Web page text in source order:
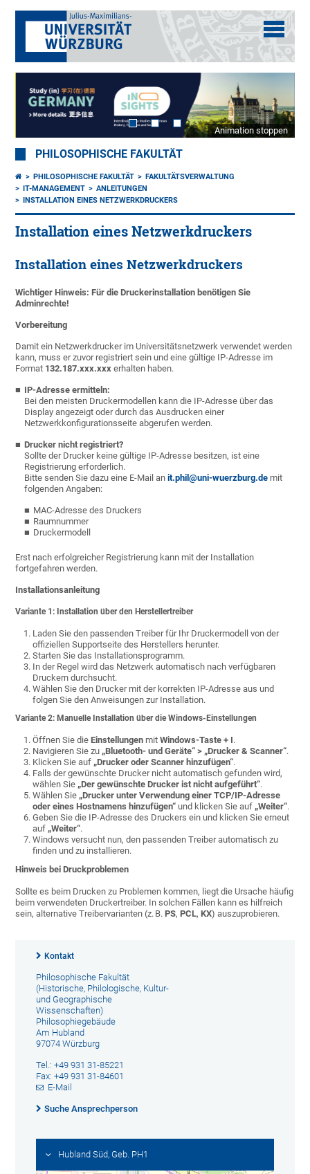
Animation stoppen
PHILOSOPHISCHE FAKULTÄT
PHILOSOPHISCHE FAKULTÄT
FAKULTÄTSVERWALTUNG
IT-MANAGEMENT
ANLEITUNGEN
INSTALLATION EINES NETZWERKDRUCKERS
Installation eines Netzwerkdruckers
Installation eines Netzwerkdruckers
Wichtiger Hinweis: Für die Druckerinstallation benötigen Sie
Adminrechte!
Vorbereitung
Damit ein Netzwerkdrucker im Universitätsnetzwerk verwendet werden
kann, muss er zuvor registriert sein und eine gültige IP-Adresse im
Format 132.187.xxx.xxx erhalten haben.
IP-Adresse ermitteln:
Bei den meisten Druckermodellen kann die IP-Adresse über das
Display angezeigt oder durch das Ausdrucken einer
Netzwerkkonfigurationsseite abgerufen werden.
Drucker nicht registriert?
Sollte der Drucker keine gültige IP-Adresse besitzen, ist eine
Registrierung erforderlich.
Bitte senden Sie dazu eine E-Mail anit.phil@uni-wuerzburg.de mit
folgenden Angaben:
MAC-Adresse des Druckers
Raumnummer
Druckermodell
Erst nach erfolgreicher Registrierung kann mit der Installation
fortgefahren werden.
Installationsanleitung
Variante 1: Installation über den Herstellertreiber
Laden Sie den passenden Treiber für Ihr Druckermodell von der
offiziellen Supportseite des Herstellers herunter.
Starten Sie das Installationsprogramm.
In der Regel wird das Netzwerk automatisch nach verfügbaren
Druckern durchsucht.
Wählen Sie den Drucker mit der korrekten IP-Adresse aus und
folgen Sie den Anweisungen zur Installation.
Variante 2: Manuelle Installation über die Windows-Einstellungen
Öffnen Sie dieEinstellungen mitWindows-Taste + I.
Navigieren Sie zu „Bluetooth- und Geräte“ > „Drucker & Scanner“.
Klicken Sie auf „Drucker oder Scanner hinzufügen“.
Falls der gewünschte Drucker nicht automatisch gefunden wird,
wählen Sie „Der gewünschte Drucker ist nicht aufgeführt“.
Wählen Sie „Drucker unter Verwendung einer TCP/IP-Adresse
oder eines Hostnamens hinzufügen“ und klicken Sie auf „Weiter“.
Geben Sie die IP-Adresse des Druckers ein und klicken Sie erneut
auf „Weiter“.
Windows versucht nun, den passenden Treiber automatisch zu
finden und zu installieren.
Hinweis bei Druckproblemen
Sollte es beim Drucken zu Problemen kommen, liegt die Ursache häufig
beim verwendeten Druckertreiber. In solchen Fällen kann es hilfreich
sein, alternative Treibervarianten (z. B.PS,PCL,KX) auszuprobieren.
Kontakt
Philosophische Fakultät
(Historische, Philologische, Kultur-
und Geographische
Wissenschaften)
Philosophiegebäude
Am Hubland
97074 Würzburg
Tel.: +49 931 31-85221
Fax: +49 931 31-84601
E-Mail
Suche Ansprechperson
Hubland Süd, Geb. PH1